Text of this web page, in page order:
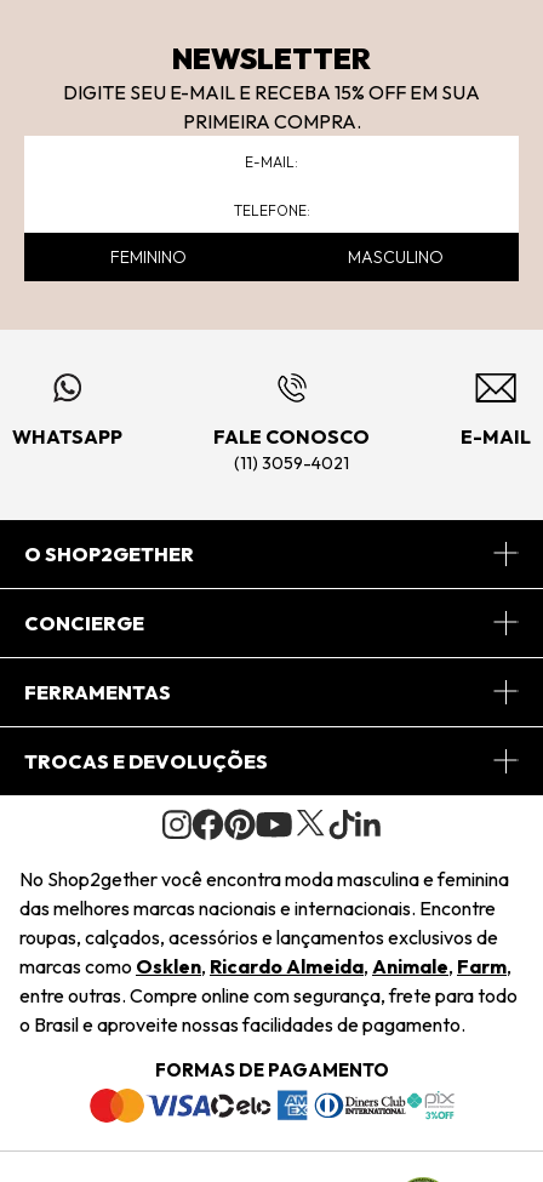
NEWSLETTER
DIGITE SEU E-MAIL E RECEBA 15% OFF EM SUA
PRIMEIRA COMPRA.
FEMININO MASCULINO
WHATSAPP FALE CONOSCO
(11) 3059-4021
E-MAIL
O SHOP2GETHER
Sobre Nós
Journal
Saiu na Mídia
Sustentabilidade
Navegando
Termos e Condições
Trabalhe Conosco
CONCIERGE
Central de Relacionamento
Regulamento e Promoções
FERRAMENTAS
Minha Conta
Pedido de Presente
Wishlist
TROCAS E DEVOLUÇÕES
Condições Gerais
Troca Fácil
Restituição de Pagamento
Dúvidas Frequentes
Termos e Condições
Política de Privacidade
No Shop2gether você encontra moda masculina e feminina
das melhores marcas nacionais e internacionais. Encontre
roupas, calçados, acessórios e lançamentos exclusivos de
marcas como Osklen, Ricardo Almeida, Animale, Farm,
entre outras. Compre online com segurança, frete para todo
o Brasil e aproveite nossas facilidades de pagamento.
FORMAS DE PAGAMENTO